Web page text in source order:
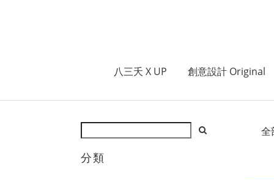
八三夭 X UP 創意設計 Original
分類
全